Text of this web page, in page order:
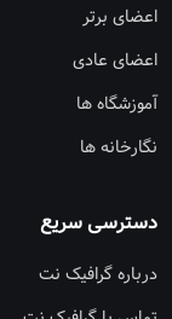
اعضای برتر
اعضای عادی
آموزشگاه ها
نگارخانه ها
دسترسی سریع
درباره گرافیک نت